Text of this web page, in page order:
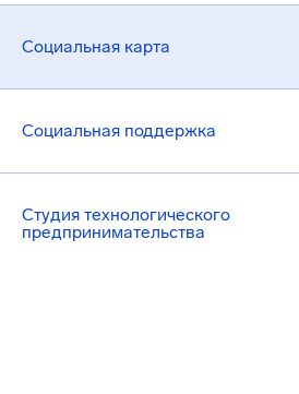
Социальная карта
Социальная поддержка
Студия технологического
предпринимательства